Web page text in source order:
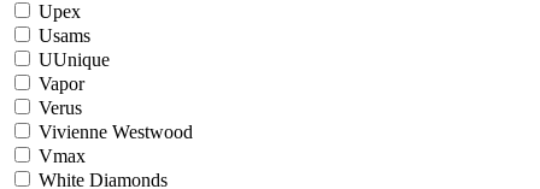
Upex
Usams
UUnique
Vapor
Verus
Vivienne Westwood
Vmax
White Diamonds